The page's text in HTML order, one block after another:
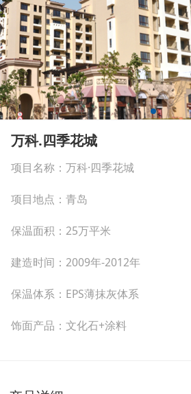
万科.四季花城
项目名称：万科·四季花城
项目地点：青岛
保温面积：25万平米
建造时间：2009年-2012年
保温体系：EPS薄抹灰体系
饰面产品：文化石+涂料